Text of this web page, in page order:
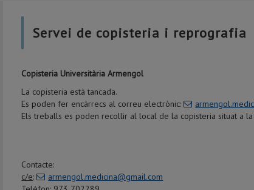
Servei de copisteria i reprografia
Copisteria Universitària Armengol
La copisteria està tancada.
Es poden fer encàrrecs al correu electrònic:
Els treballs es poden recollir al local de la copisteria situat a la
Contacte:
c/e:
armengol.medicina@gmail.com